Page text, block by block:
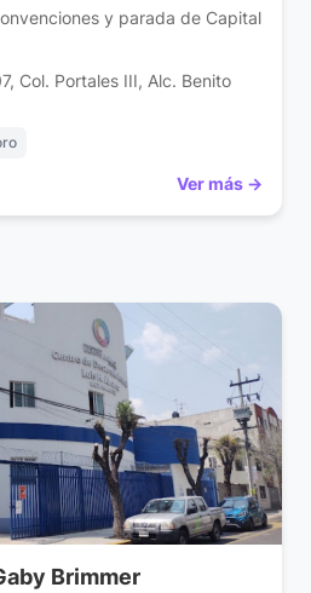
y parada de Capital
Col. Portales III, Alc. Benito
Ver más →
Brimmer